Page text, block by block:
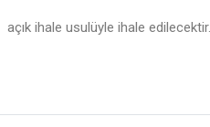
açık ihale usulüyle ihale edilecektir.